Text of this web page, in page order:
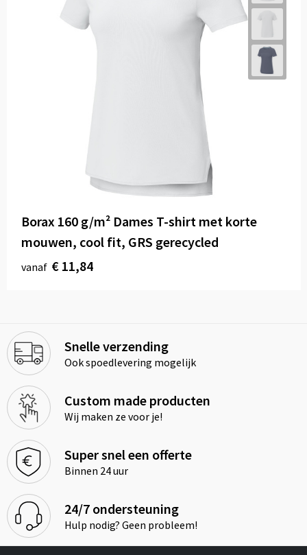
Borax 160 g/m² Dames T-shirt met korte
mouwen, cool fit, GRS gerecycled
vanaf € 11,84
Snelle verzending
Ook spoedlevering mogelijk
Custom made producten
Wij maken ze voor je!
Super snel een offerte
Binnen 24 uur
24/7 ondersteuning
Hulp nodig? Geen probleem!